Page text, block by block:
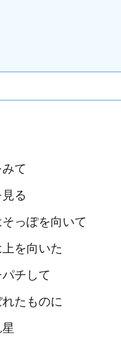
て
る
っぽを向いて
を向いた
チして
れたものに